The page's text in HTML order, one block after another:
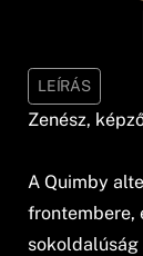
LEÍRÁS
Zenész,
A Quimby
frontembere,
sokoldalúság